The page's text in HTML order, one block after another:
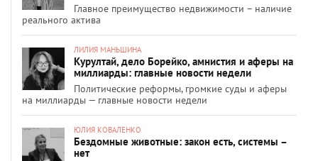
Главное преимущество недвижимости – наличие
реального актива
ЛИЛИЯ МАНЬШИНА
Курултай, дело Борейко, амнистия и аферы на
миллиарды: главные новости недели
Политические реформы, громкие суды и аферы
на миллиарды — главные новости недели
ЮЛИЯ КОВАЛЕНКО
Бездомные животные: закон есть, системы –
нет